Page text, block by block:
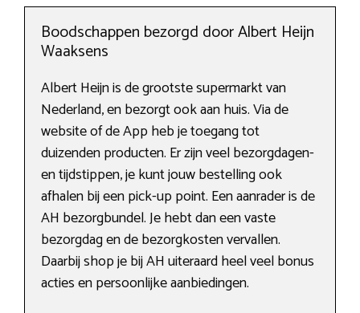
Boodschappen bezorgd door Albert Heijn
Waaksens
Albert Heijn is de grootste supermarkt van
Nederland, en bezorgt ook aan huis. Via de
website of de App heb je toegang tot
duizenden producten. Er zijn veel bezorgdagen-
en tijdstippen, je kunt jouw bestelling ook
afhalen bij een pick-up point. Een aanrader is de
AH bezorgbundel. Je hebt dan een vaste
bezorgdag en de bezorgkosten vervallen.
Daarbij shop je bij AH uiteraard heel veel bonus
acties en persoonlijke aanbiedingen.